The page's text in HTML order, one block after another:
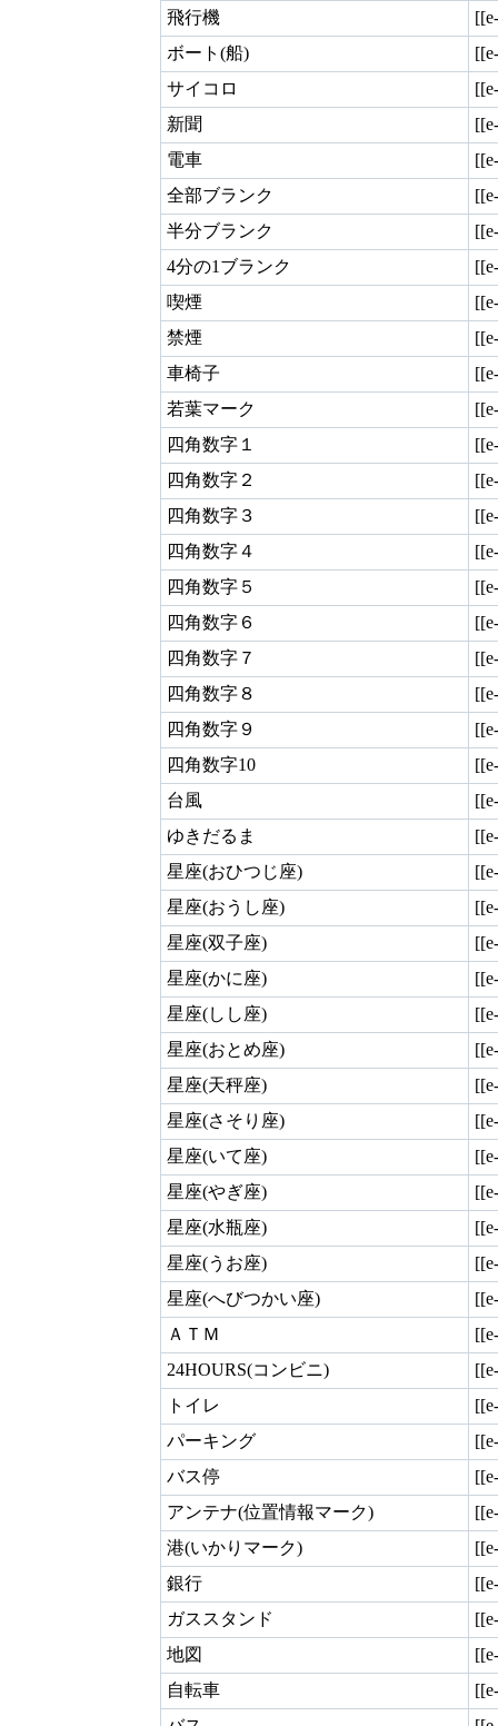
飛行機
ボート(船)
サイコロ
新聞
電車
全部ブランク
半分ブランク
4分の1ブランク
喫煙
禁煙
車椅子
若葉マーク
四角数字１
四角数字２
四角数字３
四角数字４
四角数字５
四角数字６
四角数字７
四角数字８
四角数字９
四角数字10
台風
ゆきだるま
星座(おひつじ座)
星座(おうし座)
星座(双子座)
星座(かに座)
星座(しし座)
星座(おとめ座)
星座(天秤座)
星座(さそり座)
星座(いて座)
星座(やぎ座)
星座(水瓶座)
星座(うお座)
星座(へびつかい座)
ＡＴＭ
24HOURS(コンビニ)
トイレ
パーキング
バス停
アンテナ(位置情報マーク)
港(いかりマーク)
銀行
ガススタンド
地図
自転車